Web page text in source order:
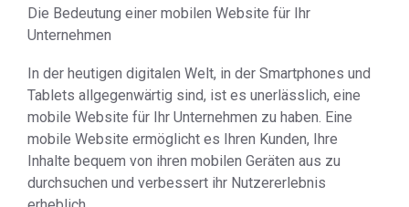
Die Bedeutung einer mobilen Website für Ihr
Unternehmen
In der heutigen digitalen Welt, in der Smartphones und
Tablets allgegenwärtig sind, ist es unerlässlich, eine
mobile Website für Ihr Unternehmen zu haben. Eine
mobile Website ermöglicht es Ihren Kunden, Ihre
Inhalte bequem von ihren mobilen Geräten aus zu
durchsuchen und verbessert ihr Nutzererlebnis